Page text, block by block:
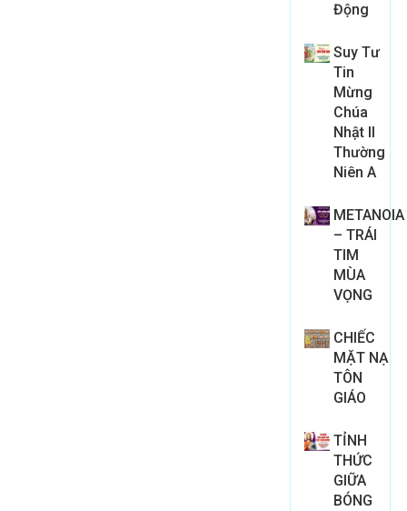
Động
Suy Tư
Tin
Mừng
Chúa
Nhật II
Thường
Niên A
METANOIA
– TRÁI
TIM
MÙA
VỌNG
CHIẾC
MẶT NẠ
TÔN
GIÁO
TỈNH
THỨC
GIỮA
BÓNG